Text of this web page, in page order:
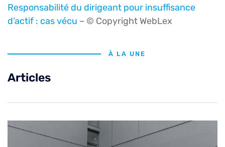
Responsabilité du dirigeant pour insuffisance
d’actif : cas vécu – © Copyright WebLex
À LA UNE
Articles